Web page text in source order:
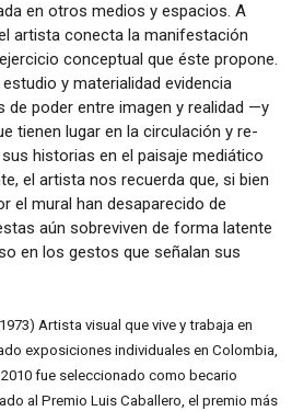
en otros medios y espacios. A
artista conecta la manifestación
conceptual que éste propone.
y materialidad evidencia
de poder entre imagen y realidad —y
tienen lugar en la circulación y re-
historias en el paisaje mediático
el artista nos recuerda que, si bien
el mural han desaparecido de
aún sobreviven de forma latente
en los gestos que señalan sus
Artista visual que vive y trabaja en
exposiciones individuales en Colombia,
fue seleccionado como becario
al Premio Luis Caballero, el premio más